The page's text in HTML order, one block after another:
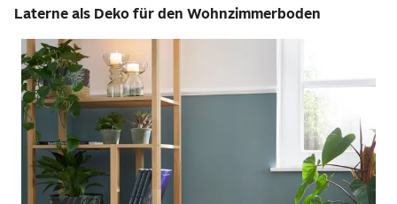
Laterne als Deko für den Wohnzimmerboden